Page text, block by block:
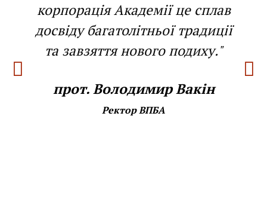
корпорація Академії це сплав
досвіду багатолітньої традиції
та завзяття нового подиху."
прот. Володимир Вакін
Ректор ВПБА